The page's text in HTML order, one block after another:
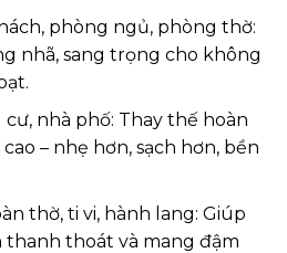
phòng ngủ, phòng thờ:
nhã, sang trọng cho không
nhà phố: Thay thế hoàn
– nhẹ hơn, sạch hơn, bền
thờ, ti vi, hành lang: Giúp
thanh thoát và mang đậm